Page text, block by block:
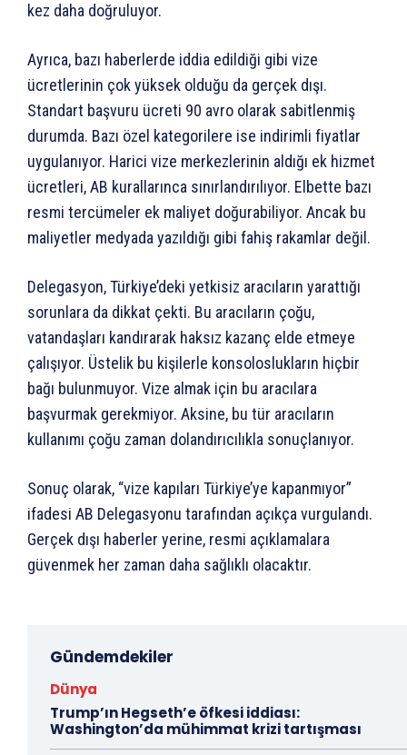
kez daha doğruluyor.
Ayrıca, bazı haberlerde iddia edildiği gibi vize
ücretlerinin çok yüksek olduğu da gerçek dışı.
Standart başvuru ücreti 90 avro olarak sabitlenmiş
durumda. Bazı özel kategorilere ise indirimli fiyatlar
uygulanıyor. Harici vize merkezlerinin aldığı ek hizmet
ücretleri, AB kurallarınca sınırlandırılıyor. Elbette bazı
resmi tercümeler ek maliyet doğurabiliyor. Ancak bu
maliyetler medyada yazıldığı gibi fahiş rakamlar değil.
Delegasyon, Türkiye’deki yetkisiz aracıların yarattığı
sorunlara da dikkat çekti. Bu aracıların çoğu,
vatandaşları kandırarak haksız kazanç elde etmeye
çalışıyor. Üstelik bu kişilerle konsoloslukların hiçbir
bağı bulunmuyor. Vize almak için bu aracılara
başvurmak gerekmiyor. Aksine, bu tür aracıların
kullanımı çoğu zaman dolandırıcılıkla sonuçlanıyor.
Sonuç olarak, “vize kapıları Türkiye’ye kapanmıyor”
ifadesi AB Delegasyonu tarafından açıkça vurgulandı.
Gerçek dışı haberler yerine, resmi açıklamalara
güvenmek her zaman daha sağlıklı olacaktır.
Gündemdekiler
Dünya
Trump’ın Hegseth’e öfkesi iddiası:
Washington’da mühimmat krizi tartışması